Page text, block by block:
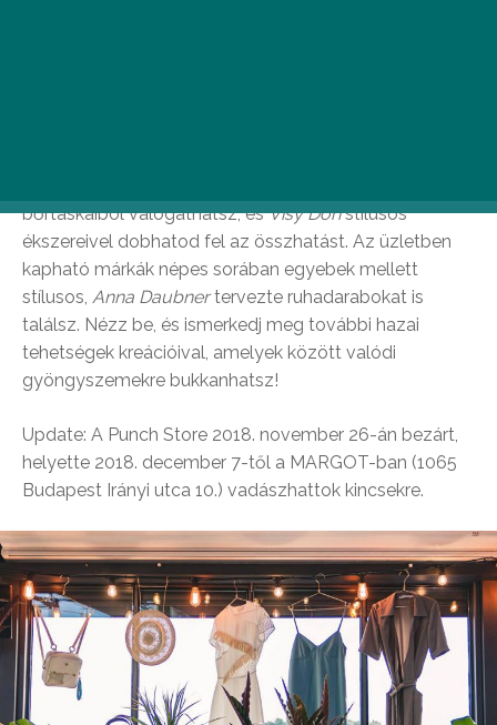
bőrtáskáiból válogathatsz, ésVisy Dóristílusos
ékszereivel dobhatod fel az összhatást. Az üzletben
kapható márkák népes sorában egyebek mellett
stílusos, Anna Daubnertervezte ruhadarabokat is
találsz. Nézz be, és ismerkedj meg további hazai
tehetségek kreációival, amelyek között valódi
gyöngyszemekre bukkanhatsz!
Update: A Punch Store 2018. november 26-án bezárt,
helyette 2018. december 7-től a MARGOT-ban (1065
Budapest Irányi utca 10.) vadászhattok kincsekre.